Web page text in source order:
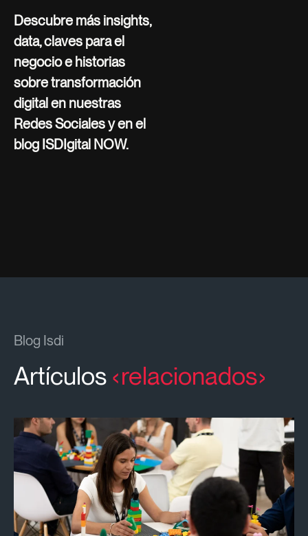
Descubre más insights,
data, claves para el
negocio e historias
sobre transformación
digital en nuestras
Redes Sociales y en el
blog ISDIgital NOW.
Blog Isdi
Artículos relacionados